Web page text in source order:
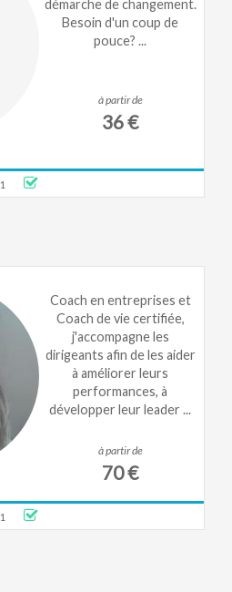
démarche de changement.
Besoin d'un coup de
pouce? ...
à partir de
36 €
1
Coach en entreprises et
Coach de vie certifiée,
j'accompagne les
dirigeants afin de les aider
à améliorer leurs
performances, à
développer leur leader ...
à partir de
70 €
1